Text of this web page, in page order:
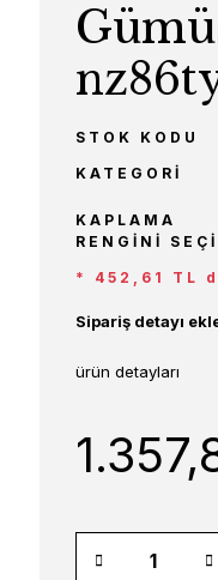
STOK KODU
KATEGORI
KAPLAMA
RENGINI
* 452,61 TL
Sipariş detayı
ürün detayları